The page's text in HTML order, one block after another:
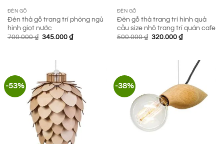
ĐÈN GỖ
Đèn thả gỗ trang trí phòng ngủ
hình giọt nước
700.000₫ Giá
345.000 ₫Giá
ĐÈN GỖ
Đèn gỗ thả trang trí hình quả
cầu size nhỏ trang trí quán cafe
500.000₫ Giá
320.000 ₫Giá
320.000 ₫.
-53% -38%